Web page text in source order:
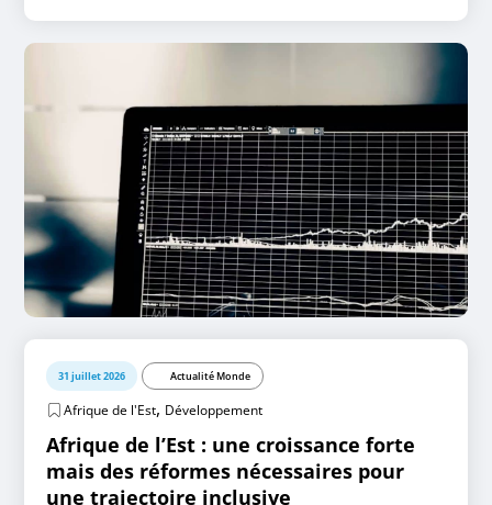
31 juillet 2026 Actualité Monde
Afrique de l'Est, Développement
Afrique de l’Est : une croissance forte
mais des réformes nécessaires pour
une trajectoire inclusive